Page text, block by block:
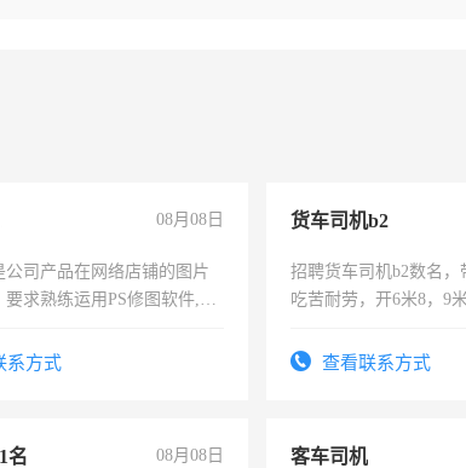
08月08日
公司产品在网络店铺的图片
要求熟练运用PS修图软件,工
系方式
货车司机b2
招聘货车司机b2数名，
吃苦耐劳，开6米8，9
查看联系方式
名 08月08日 客车司机